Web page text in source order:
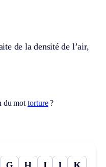
de la densité de l’air,
du mottorture?